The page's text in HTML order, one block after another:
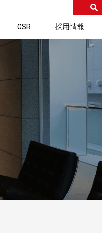
CSR 採用情報